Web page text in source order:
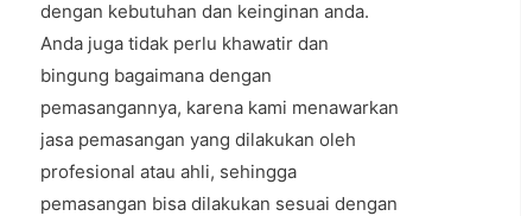
dengan kebutuhan dan keinginan anda.
Anda juga tidak perlu khawatir dan
bingung bagaimana dengan
pemasangannya, karena kami menawarkan
jasa pemasangan yang dilakukan oleh
profesional atau ahli, sehingga
pemasangan bisa dilakukan sesuai dengan